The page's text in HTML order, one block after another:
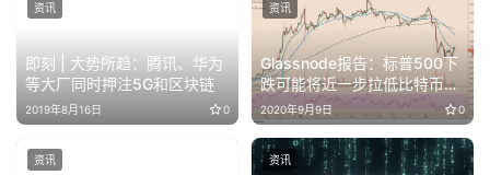
即刻 | 大势所趋：腾讯、华为
等大厂同时押注5G和区块链
2019年8月16日 0
资讯
Glassnode报告：标普500下
跌可能将近一步拉低比特币价
格
2020年9月9日 0
资讯
资讯 资讯